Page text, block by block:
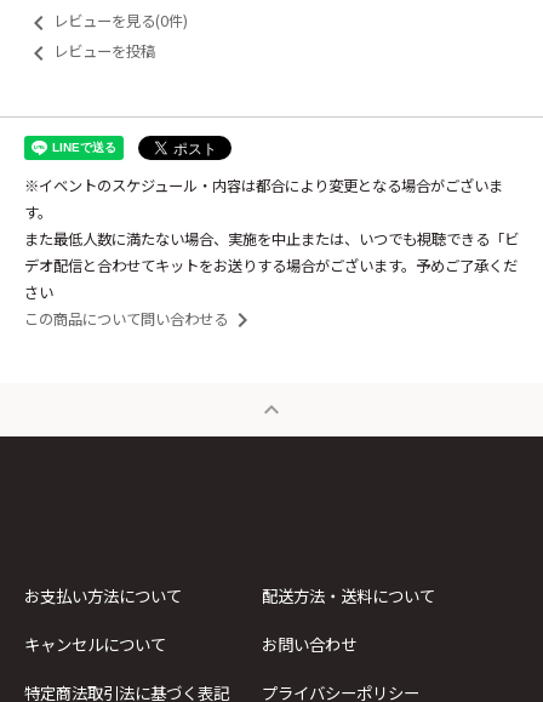
keyboard_arrow_left レビューを見る(0件)
keyboard_arrow_left レビューを投稿
※イベントのスケジュール・内容は都合により変更となる場合がございま
す。
また最低人数に満たない場合、実施を中止または、いつでも視聴できる「ビ
デオ配信と合わせてキットをお送りする場合がございます。予めご了承くだ
さい
この商品について問い合わせる keyboard_arrow_right
expand_less
お支払い方法について
配送方法・送料について
キャンセルについて
お問い合わせ
特定商法取引法に基づく表記
プライバシーポリシー